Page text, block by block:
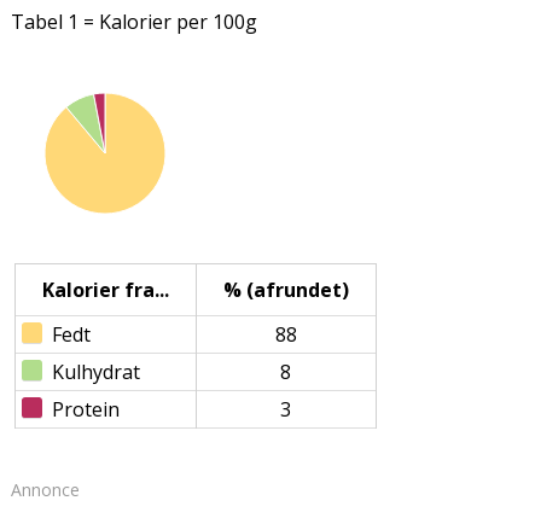
Tabel 1 = Kalorier per 100g
Kalorier fra...
% (afrundet)
Fedt
88
Kulhydrat
8
Protein
3
Annonce